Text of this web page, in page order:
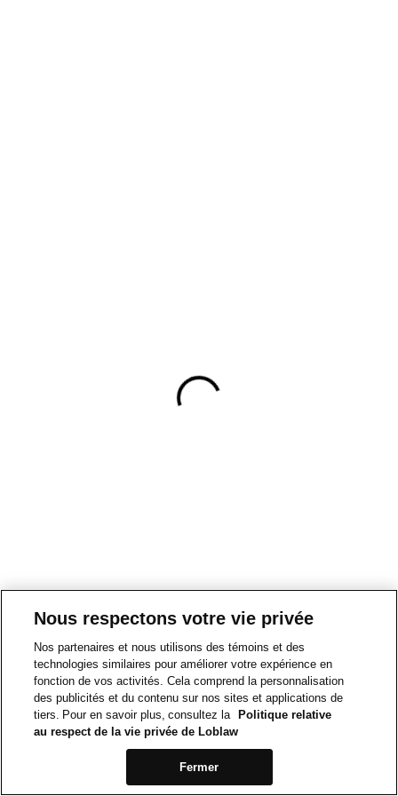
Nous respectons votre vie privée
Nos partenaires et nous utilisons des témoins et des
technologies similaires pour améliorer votre expérience en
fonction de vos activités. Cela comprend la personnalisation
des publicités et du contenu sur nos sites et applications de
tiers. Pour en savoir plus, consultez la
Politique relative
au respect de la vie privée de Loblaw
Fermer